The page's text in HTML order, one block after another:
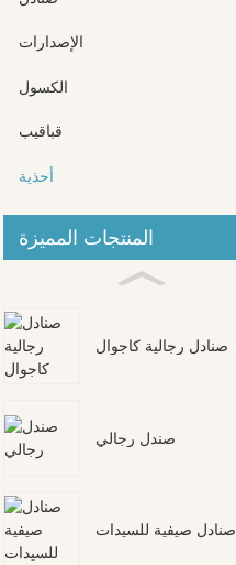
الإصدارات
الكسول
قباقيب
أحذية
المنتجات المميزة
صنادل رجالية كاجوال
صندل رجالي
صنادل صيفية للسيدات